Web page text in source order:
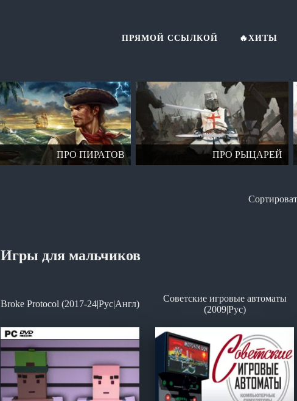
ПРО ПИРАТОВ ПРО РЫЦАРЕЙ
ПРЯМОЙ ССЫЛКОЙ 🔥ХИТЫ
Игры для мальчиков
Broke Protocol (2017-24|Рус|Англ)
Советские игровые автоматы
(2009|Рус)